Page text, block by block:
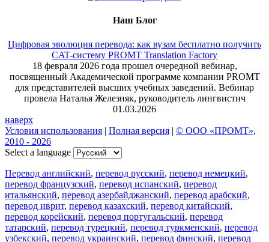
Наш Блог
Цифровая эволюция перевода: как вузам бесплатно получить
CAT-систему PROMT Translation Factory
18 февраля 2026 года прошел очередной вебинар,
посвященный Академической программе компании PROMT
для представителей высших учебных заведений. Вебинар
провела Наталья Железняк, руководитель лингвистич
01.03.2026
наверх
Условия использования | Полная версия | © ООО «ПРОМТ»,
2010 - 2026
Select a language
Перевод английский, перевод русский, перевод немецкий,
перевод французский, перевод испанский, перевод
итальянский, перевод азербайджанский, перевод арабский,
перевод иврит, перевод казахский, перевод китайский,
перевод корейский, перевод португальский, перевод
татарский, перевод турецкий, перевод туркменский, перевод
узбекский, перевод украинский, перевод финский, перевод